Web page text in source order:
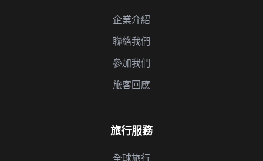
企業介紹
聯絡我們
參加我們
旅客回應
旅行服務
全球旅行